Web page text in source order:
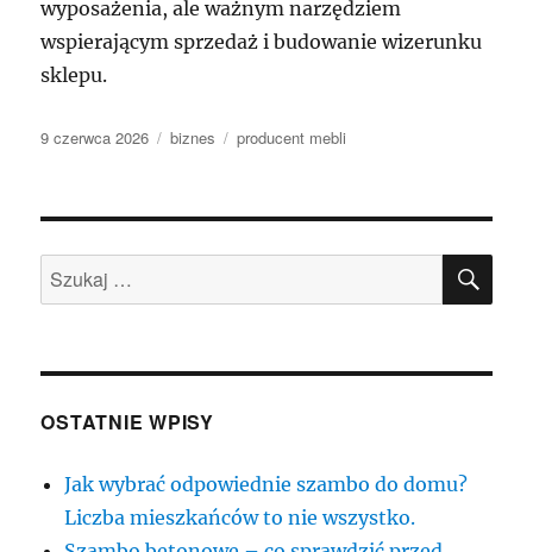
wyposażenia, ale ważnym narzędziem
wspierającym sprzedaż i budowanie wizerunku
sklepu.
Data
9 czerwca 2026 Kategorie
biznes Tagi
producent mebli
Szukaj:
OSTATNIE WPISY
Jak wybrać odpowiednie szambo do domu?
Liczba mieszkańców to nie wszystko.